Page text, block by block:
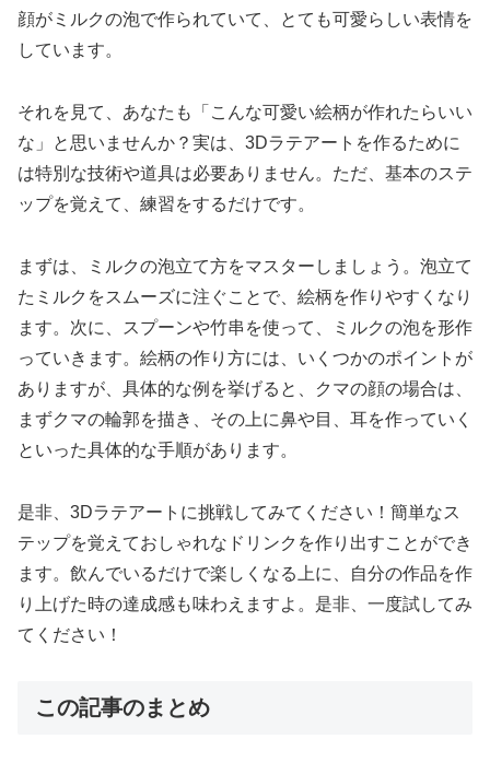
顔がミルクの泡で作られていて、とても可愛らしい表情を
しています。
それを見て、あなたも「こんな可愛い絵柄が作れたらいい
な」と思いませんか？実は、3Dラテアートを作るために
は特別な技術や道具は必要ありません。ただ、基本のステ
ップを覚えて、練習をするだけです。
まずは、ミルクの泡立て方をマスターしましょう。泡立て
たミルクをスムーズに注ぐことで、絵柄を作りやすくなり
ます。次に、スプーンや竹串を使って、ミルクの泡を形作
っていきます。絵柄の作り方には、いくつかのポイントが
ありますが、具体的な例を挙げると、クマの顔の場合は、
まずクマの輪郭を描き、その上に鼻や目、耳を作っていく
といった具体的な手順があります。
是非、3Dラテアートに挑戦してみてください！簡単なス
テップを覚えておしゃれなドリンクを作り出すことができ
ます。飲んでいるだけで楽しくなる上に、自分の作品を作
り上げた時の達成感も味わえますよ。是非、一度試してみ
てください！
この記事のまとめ